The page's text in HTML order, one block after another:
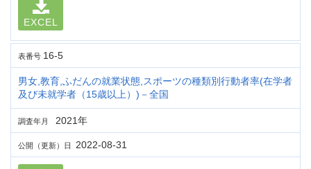
EXCEL
表番号 16-5
男女,教育,ふだんの就業状態,スポーツの種類別行動者率(在学者
及び未就学者（15歳以上）)－全国
調査年月 2021年
公開（更新）日 2022-08-31